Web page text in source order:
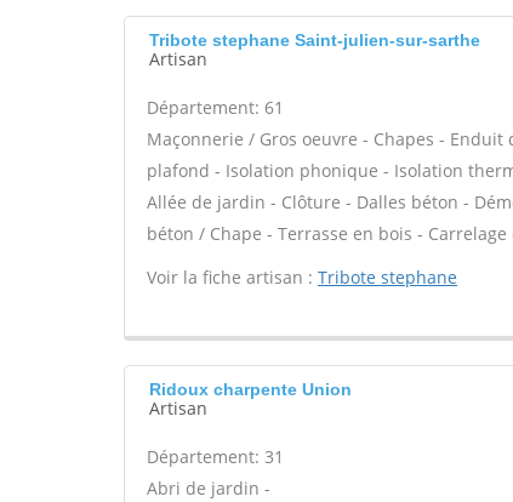
Tribote stephane Saint-julien-sur-sarthe
Artisan
Département: 61
Maçonnerie / Gros oeuvre - Chapes -
plafond - Isolation phonique - Isolation
Allée de jardin - Clôture - Dalles béton -
béton / Chape - Terrasse en bois -
Voir la fiche artisan : Tribote stephane
Ridoux charpente Union
Artisan
Département: 31
Abri de jardin -